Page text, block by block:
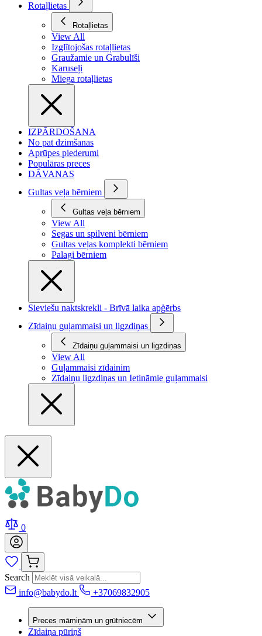
Rotaļlietas
Rotaļlietas
View All
Izglītojošas rotaļlietas
Graužamie un Grabulīši
Karuseļi
Miega rotaļlietas
IZPĀRDOŠANA
No pat dzimšanas
Aprūpes piederumi
Populāras preces
DĀVANAS
Gultas veļa bērniem
Gultas veļa bērniem
View All
Segas un spilveni bērniem
Gultas veļas komplekti bērniem
Palagi bērniem
Sieviešu naktskrekli - Brīvā laika apģērbs
Zīdaiņu guļammaisi un ligzdiņas
Zīdaiņu guļammaisi un ligzdiņas
View All
Guļammaisi zīdainim
Zīdaiņu ligzdiņas un Ietināmie guļammaisi
0
Search
info@babydo.lt
+37069832905
Preces māmiņām un grūtniecēm
Zīdaiņa pūriņš